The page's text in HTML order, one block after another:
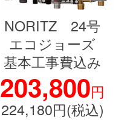
NORITZ 24号
エコジョーズ
基本工事費込み
203,800円
224,180円(税込)